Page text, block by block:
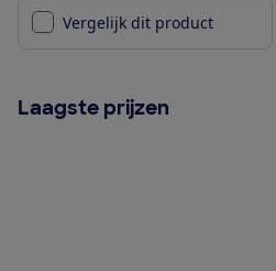
Vergelijk dit product
Laagste prijzen